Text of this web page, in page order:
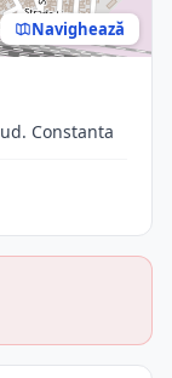
Navighează
Constanta